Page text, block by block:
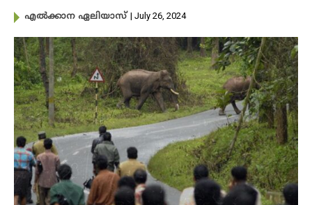
എൽക്കാന ഏലിയാസ് | July 26, 2024